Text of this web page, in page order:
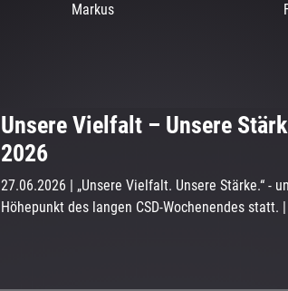
Markus
Unsere Vielfalt – Unsere
2026
27.06.2026 | „Unsere Vielfalt. Unsere Stärke.“ -
Höhepunkt des langen CSD-Wochenendes statt. |